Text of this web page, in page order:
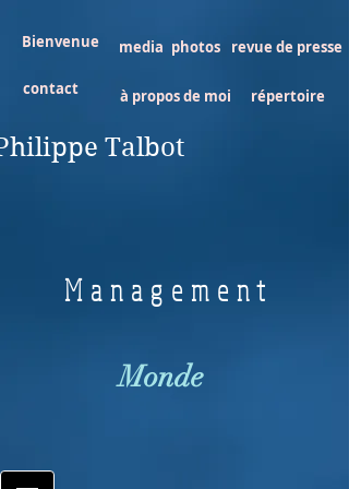
Bienvenue
à propos de moi
media photos
contact répertoire
revue de presse
Talbot
Monde
Management